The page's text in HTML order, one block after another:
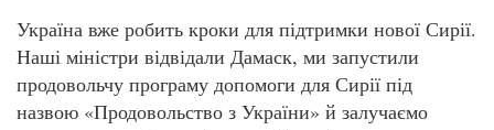
Україна вже робить кроки для підтримки нової Сирії.
Наші міністри відвідали Дамаск, ми запустили
продовольчу програму допомоги для Сирії під
назвою «Продовольство з України» й залучаємо